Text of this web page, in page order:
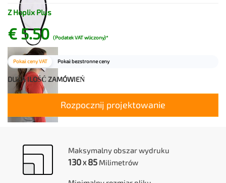
Z Hoplix Plus
€ 5.50 (Podatek VAT wliczony)*
Pokaż ceny VAT Pokaż bezstronne ceny
DUŻA ILOŚĆ ZAMÓWIEŃ
Rozpocznij projektowanie
Maksymalny obszar wydruku
130 X 85Milimetrów